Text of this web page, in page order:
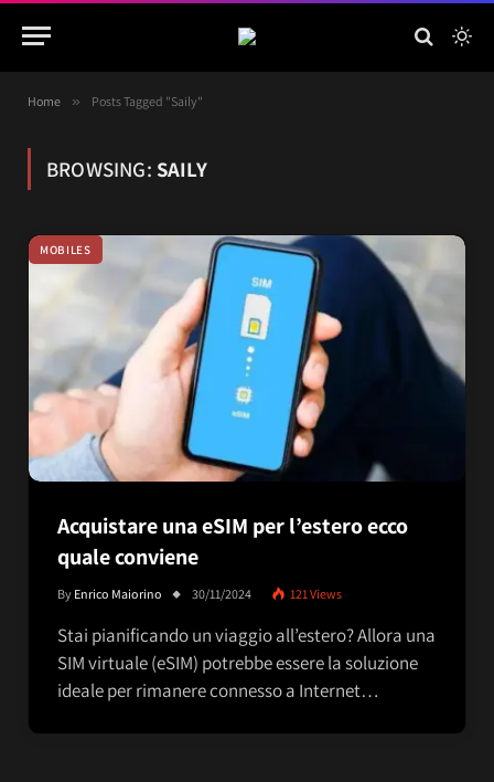
Home » Posts Tagged "Saily"
BROWSING: SAILY
MOBILES
Acquistare una eSIM per l’estero ecco
quale conviene
By Enrico Maiorino 30/11/2024 121 Views
Stai pianificando un viaggio all’estero? Allora una
SIM virtuale (eSIM) potrebbe essere la soluzione
ideale per rimanere connesso a Internet…